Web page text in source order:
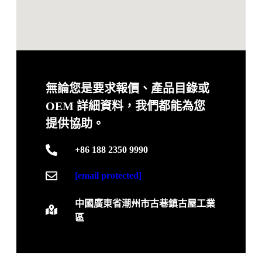
無論您是要求報價、產品目錄或
OEM 詳細資料，我們都能為您
提供協助。
+86 188 2350 9990
[email protected]
中國廣東省潮州市古巷鎮古屋工業
區